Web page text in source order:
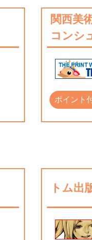
関西美
コンシ
ポイント
トム出